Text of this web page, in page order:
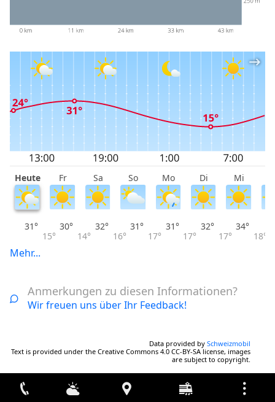
Heute Fr Sa So Mo Di Mi
31°
15°
30°
14°
32°
16°
31°
17°
31°
17°
32°
17°
34°
18°
Mehr...
Anmerkungen zu diesen Informationen?
Wir freuen uns über Ihr Feedback!
Data provided by Schweizmobil
Text is provided under the Creative Commons 4.0 CC-BY-SA license, images
are subject to copyright.